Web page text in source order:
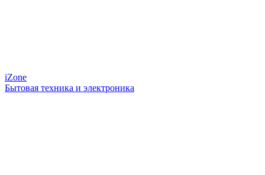
iZone
Бытовая техника и электроника